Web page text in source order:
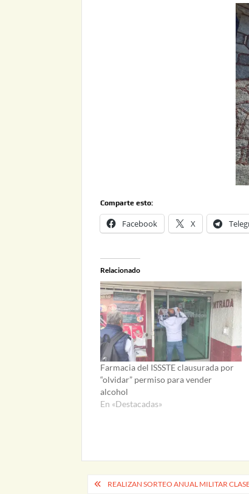
Comparte esto:
Facebook X
Relacionado
Farmacia del ISSSTE clausurada por
“olvidar” permiso para vender
alcohol
En «Destacadas»
Navegación
REALIZAN SORTEO ANUAL MILITAR